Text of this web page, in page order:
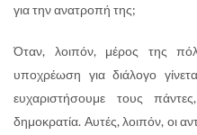
για την ανατροπή της;
Όταν, λοιπόν, μέρος της
υποχρέωση για διάλογο
ευχαριστήσουμε τους
δημοκρατία. Αυτές, λοιπόν, οι